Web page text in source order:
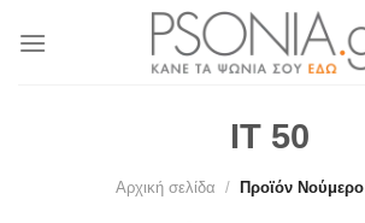
IT 50
Αρχική σελίδα / Προϊόν Νούμερο